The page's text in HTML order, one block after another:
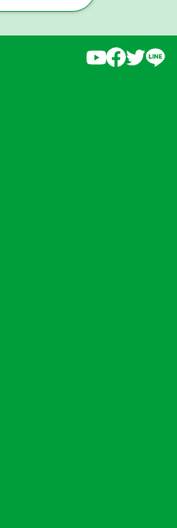
YouTube
facebook